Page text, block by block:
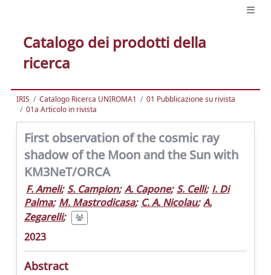
Catalogo dei prodotti della
ricerca
IRIS Catalogo Ricerca UNIROMA1
01 Pubblicazione su rivista
01a Articolo in rivista
First observation of the cosmic ray
shadow of the Moon and the Sun with
KM3NeT/ORCA
F. Ameli; S. Campion; A. Capone; S. Celli; I. Di
Palma; M. Mastrodicasa; C. A. Nicolau; A.
Zegarelli;
2023
Abstract